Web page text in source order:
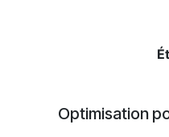
Optimisation